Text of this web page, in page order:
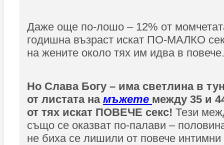
Даже още по-лошо – 12% от
годишна възраст искат ПО-МАЛКО
на жените около тях им идва в
Но Слава Богу – има светлина в
от листата на мъжете между 35 и
от тях искат ПОВЕЧЕ секс! Тези
също се оказват по-палави –
не биха се лишили от повече интимни